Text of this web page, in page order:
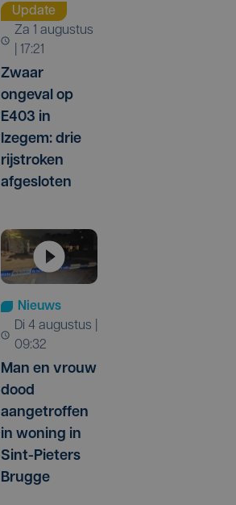
Update
za 1 augustus
| 17:21
Zwaar
ongeval op
E403 in
Izegem: drie
rijstroken
afgesloten
Nieuws
di 4 augustus |
09:32
Man en vrouw
dood
aangetroffen
in woning in
Sint-Pieters
Brugge